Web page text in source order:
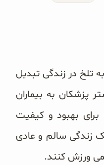
تلخ در زندگی تبدیل
پزشکان به بیماران
برای بهبود و کیفیت
زندگی سالم و عادی
ورزش کنند.